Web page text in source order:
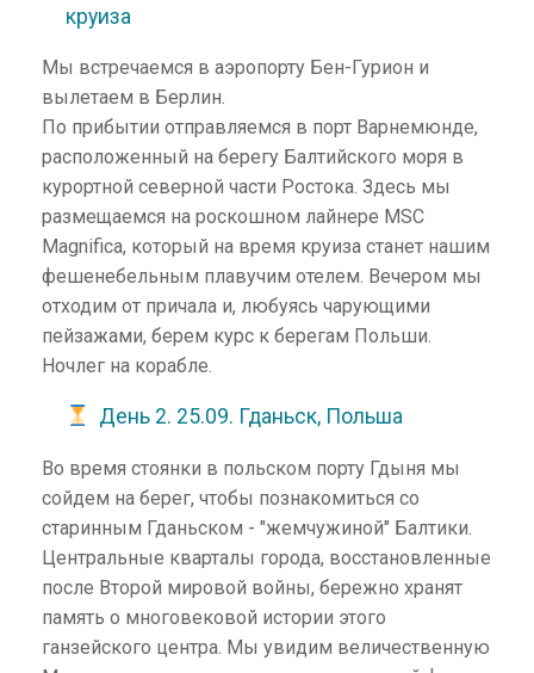
круиза
Мы встречаемся в аэропорту Бен-Гурион и
вылетаем в Берлин.
По прибытии отправляемся в порт Варнемюнде,
расположенный на берегу Балтийского моря в
курортной северной части Ростока. Здесь мы
размещаемся на роскошном лайнере MSC
Magnifica, который на время круиза станет нашим
фешенебельным плавучим отелем. Вечером мы
отходим от причала и, любуясь чарующими
пейзажами, берем курс к берегам Польши.
Ночлег на корабле.
День 2. 25.09. Гданьск, Польша
Во время стоянки в польском порту Гдыня мы
сойдем на берег, чтобы познакомиться со
старинным Гданьском - "жемчужиной" Балтики.
Центральные кварталы города, восстановленные
после Второй мировой войны, бережно хранят
память о многовековой истории этого
ганзейского центра. Мы увидим величественную